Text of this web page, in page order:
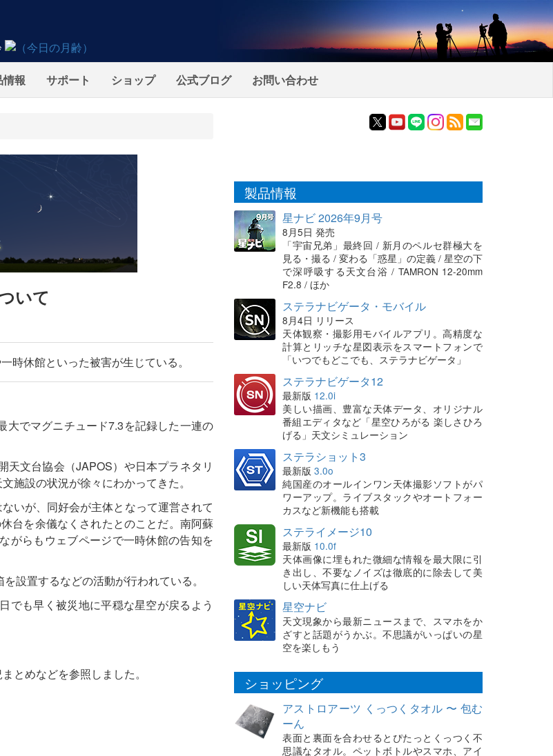
情報 サポート ショップ 公式ブログ お問い合わせ
いて
時休館といった被害が生じている。
でマグニチュード7.3を記録した一連の
文台協会（JAPOS）や日本プラネタリ
施設の状況が徐々にわかってきた。
いが、同好会が主体となって運営されて
台を余儀なくされたとのことだ。南阿蘇
がらもウェブページで一時休館の告知を
設置するなどの活動が行われている。
でも早く被災地に平穏な星空が戻るよう
とめなどを参照しました。
製品情報
星ナビ 2026年9月号
8月5日 発売
「宇宙兄弟」最終回 / 新月のペルセ群極大を
見る・撮る / 変わる「惑星」の定義 / 星空の下
で深呼吸する天文台浴 / TAMRON 12-20mm
F2.8 / ほか
ステラナビゲータ・モバイル
8月4日 リリース
天体観察・撮影用モバイルアプリ。高精度な
計算とリッチな星図表示をスマートフォンで
「いつでもどこでも、ステラナビゲータ」
ステラナビゲータ12
最新版 12.0i
美しい描画、豊富な天体データ、オリジナル
番組エディタなど「星空ひろがる 楽しさひろ
げる」天文シミュレーション
ステラショット3
最新版 3.0o
純国産のオールインワン天体撮影ソフトがパ
ワーアップ。ライブスタックやオートフォー
カスなど新機能も搭載
ステライメージ10
最新版 10.0f
天体画像に埋もれた微細な情報を最大限に引
き出し、不要なノイズは徹底的に除去して美
しい天体写真に仕上げる
星空ナビ
天文現象から最新ニュースまで、スマホをか
ざすと話題がうかぶ。不思議がいっぱいの星
空を楽しもう
ショッピング
アストロアーツ くっつくタオル 〜 包む
ーん
表面と裏面を合わせるとぴたっとくっつく不
思議なタオル。ペットボトルやスマホ、アイ